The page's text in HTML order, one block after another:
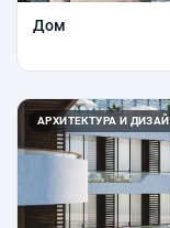
Дом
АРХИТЕКТУРА И